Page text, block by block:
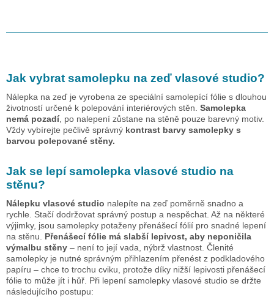
Jak vybrat samolepku na zeď vlasové studio?
Nálepka na zeď je vyrobena ze speciální samolepící fólie s dlouhou
životností určené k polepování interiérových stěn. Samolepka
nemá pozadí, po nalepení zůstane na stěně pouze barevný motiv.
Vždy vybírejte pečlivě správný kontrast barvy samolepky s
barvou polepované stěny.
Jak se lepí samolepka vlasové studio na
stěnu?
Nálepku vlasové studio nalepíte na zeď poměrně snadno a
rychle. Stačí dodržovat správný postup a nespěchat. Až na některé
výjimky, jsou samolepky potaženy přenášecí fólií pro snadné lepení
na stěnu. Přenášecí fólie má slabší lepivost, aby neponičila
výmalbu stěny – není to její vada, nýbrž vlastnost. Členité
samolepky je nutné správným přihlazením přenést z podkladového
papíru – chce to trochu cviku, protože díky nižší lepivosti přenášecí
fólie to může jít i hůř. Při lepení samolepky vlasové studio se držte
následujícího postupu: